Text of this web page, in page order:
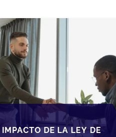
2026
IMPACTO DE LA LEY DE